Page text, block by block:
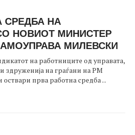
СРЕДБА НА
НОВИОТ МИНИСТЕР
МИЛЕВСКИ
на работниците од управата,
здруженија на граѓани на РМ
прва работна средба ...